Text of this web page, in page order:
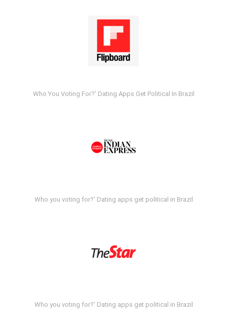
Who You Voting For?' Dating Apps Get Political In Brazil
Who you voting for?' Dating apps get political in Brazil
Who you voting for?' Dating apps get political in Brazil